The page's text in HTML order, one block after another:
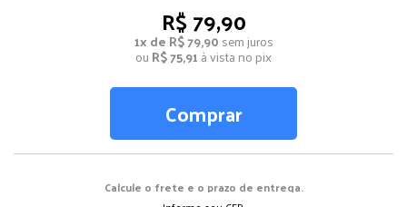
R$ 79,90
1x de R$ 79,90 sem juros
ou R$ 75,91 à vista no pix
Comprar
Calcule o frete e o prazo de entrega.